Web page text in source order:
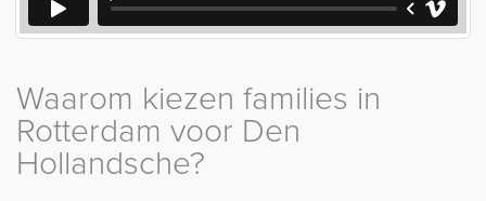
Waarom kiezen families in
Rotterdam voor Den
Hollandsche?